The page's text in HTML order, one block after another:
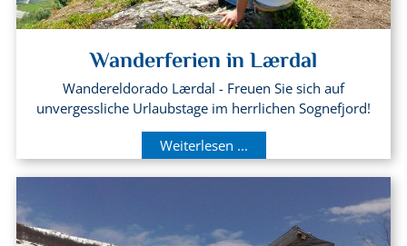
Wanderferien in Lærdal
Wandereldorado Lærdal - Freuen Sie sich auf
unvergessliche Urlaubstage im herrlichen Sognefjord!
Weiterlesen ...